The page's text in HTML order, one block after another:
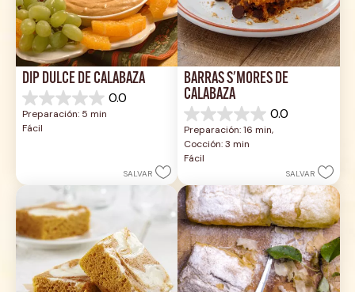
DIP DULCE DE CALABAZA
0.0
0.0
de
5
Preparación: 5 min
Fácil
SALVAR
BARRAS S'MORES DE
CALABAZA
0.0
0.0
de
5
estrellas.
Preparación: 16 min,
Cocción: 3 min
Fácil
SALVAR